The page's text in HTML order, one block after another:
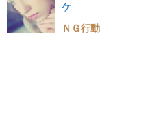
ケ
ＮＧ行動